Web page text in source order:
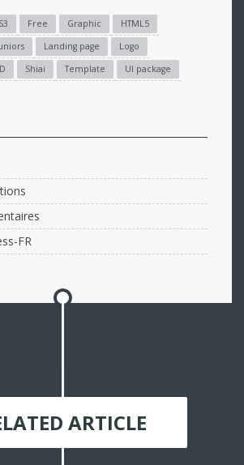
Free Graphic
HTML5
Landing page
Logo
Shiai Template UI package
FR
ARTICLE